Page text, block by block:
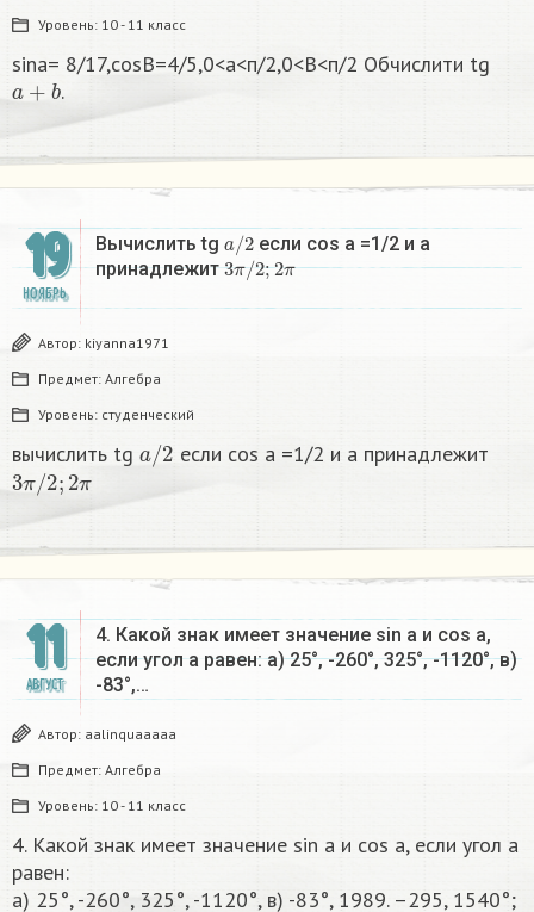
Уровень: 10 - 11 класс
sina= 8/17,cosB=4/5,0<а<п/2,0<В<п/2 Обчислити tg
a+b .
19
НОЯБРЬ
Вычислить tg a/2 если cos a =1/2 и a
принадлежит3π /2 2π
Автор: kiyanna1971
Предмет: Алгебра
Уровень: студенческий
вычислить tg 2 если cos a =1/2 и a принадлежит
3π/2;2π
11
АВГУСТ
4. Какой знак имеет значение sin a и cos a,
если угол а равен: а) 25°, -260°, 325°, -1120°, в)
-83°,…
Автор: aalinquaaaaa
Предмет: Алгебра
Уровень: 10 - 11 класс
4. Какой знак имеет значение sin a и cos a, если угол а
равен:
а) 25°, -260°, 325°, -1120°, в) -83°, 1989. –295, 1540°;